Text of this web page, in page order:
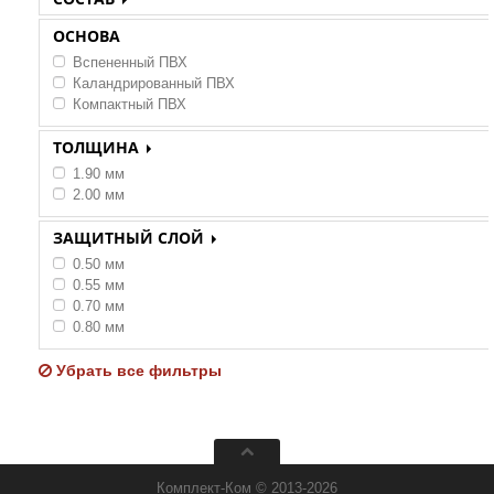
ПВХ
ОСНОВА
Вспененный ПВХ
Каландрированный ПВХ
Компактный ПВХ
ТОЛЩИНА
1.90 мм
2.00 мм
ЗАЩИТНЫЙ СЛОЙ
0.50 мм
0.55 мм
0.70 мм
0.80 мм
Убрать все фильтры
Комплект-Ком © 2013-2026